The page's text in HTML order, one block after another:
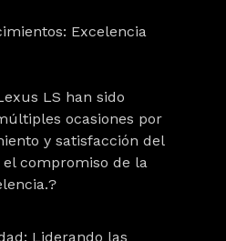
Excelencia
LS han sido
ocasiones por
y satisfacción del
compromiso de la
Liderando las